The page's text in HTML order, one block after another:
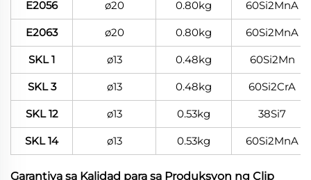
E2056 ø20 0.80kg 60Si2MnA
E2063 ø20 0.80kg 60Si2MnA
SKL 1 ø13 0.48kg 60Si2Mn
SKL 3 ø13 0.48kg 60Si2CrA
SKL 12 ø13 0.53kg 38Si7
SKL 14 ø13 0.53kg 60Si2MnA
Garantiya sa Kalidad para sa Produksyon ng Clip